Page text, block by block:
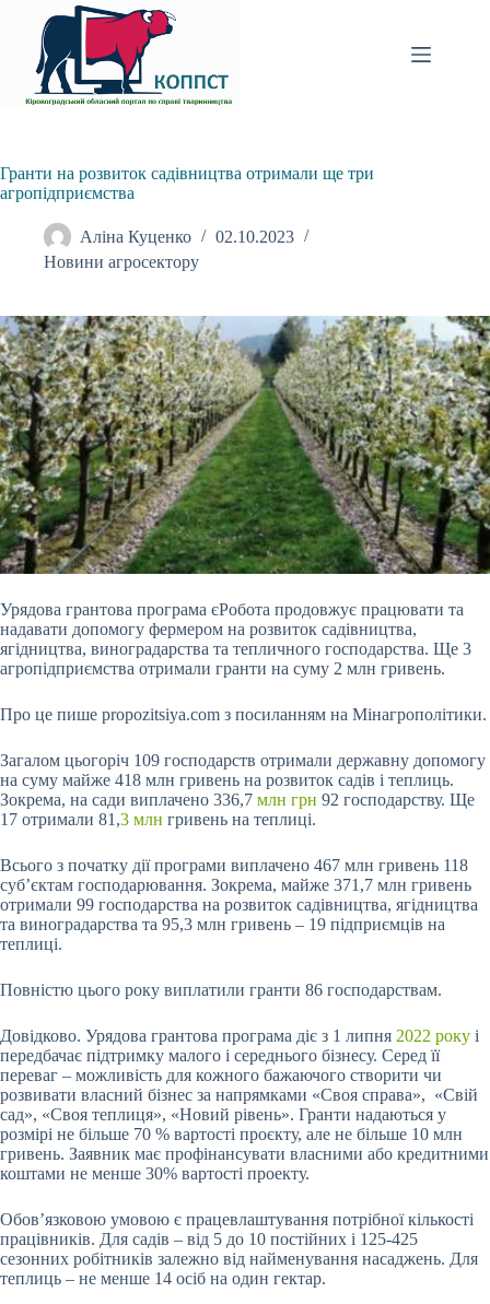
вмісту
Гранти на розвиток садівництва отримали ще три
агропідприємства
Аліна Куценко
02.10.2023
Новини агросектору
Урядова грантова програма єРобота продовжує працювати та
надавати допомогу фермером на розвиток садівництва,
ягідництва, виноградарства та тепличного господарства. Ще 3
агропідприємства отримали гранти на суму 2 млн гривень.
Про це пише propozitsiya.com з посиланням на Мінагрополітики.
Загалом цьогоріч 109 господарств отримали державну допомогу
на суму майже 418 млн гривень на розвиток садів і теплиць.
Зокрема, на сади виплачено 336,7 млн грн 92 господарству. Ще
17 отримали 81,3 млн гривень на теплиці.
Всього з початку дії програми виплачено 467 млн гривень 118
суб’єктам господарювання. Зокрема, майже 371,7 млн гривень
отримали 99 господарства на розвиток садівництва, ягідництва
та виноградарства та 95,3 млн гривень – 19 підприємців на
теплиці.
Повністю цього року виплатили гранти 86 господарствам.
Довідково. Урядова грантова програма діє з 1 липня 2022 року і
передбачає підтримку малого і середнього бізнесу. Серед її
переваг – можливість для кожного бажаючого створити чи
розвивати власний бізнес за напрямками «Своя справа», «Свій
сад», «Своя теплиця», «Новий рівень». Гранти надаються у
розмірі не більше 70 % вартості проєкту, але не більше 10 млн
гривень. Заявник має профінансувати власними або кредитними
коштами не менше 30% вартості проекту.
Обов’язковою умовою є працевлаштування потрібної кількості
працівників. Для садів – від 5 до 10 постійних і 125-425
сезонних робітників залежно від найменування насаджень. Для
теплиць – не менше 14 осіб на один гектар.